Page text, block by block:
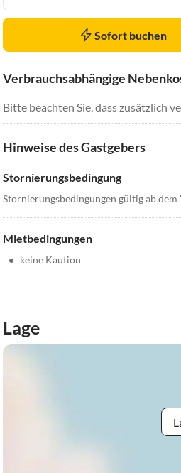
Sofort buchen
Verbrauchsabhängige
Bitte beachten Sie, dass zusätzlich
Hinweise des Gastgebers
Stornierungsbedingung
Stornierungsbedingungen gültig ab
Mietbedingungen
• keine Kaution
Lage